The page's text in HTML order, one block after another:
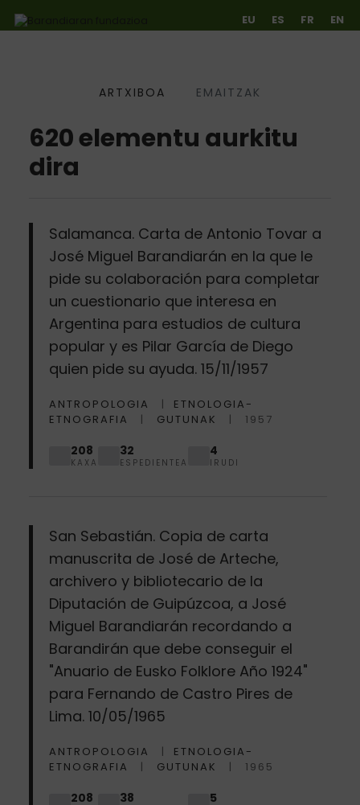
Ir directamente al contenido
EU ES FR EN
ARTXIBOA EMAITZAK
620 elementu aurkitu
dira
Salamanca. Carta de Antonio Tovar a
José Miguel Barandiarán en la que le
pide su colaboración para completar
un cuestionario que interesa en
Argentina para estudios de cultura
popular y es Pilar García de Diego
quien pide su ayuda. 15/11/1957
ANTROPOLOGIA
ETNOLOGIA-
ETNOGRAFIA
GUTUNAK 1957
208
KAXA
32
ESPEDIENTEA
4
IRUDI
San Sebastián. Copia de carta
manuscrita de José de Arteche,
archivero y bibliotecario de la
Diputación de Guipúzcoa, a José
Miguel Barandiarán recordando a
Barandirán que debe conseguir el
"Anuario de Eusko Folklore Año 1924"
para Fernando de Castro Pires de
Lima. 10/05/1965
ANTROPOLOGIA
ETNOLOGIA-
ETNOGRAFIA
GUTUNAK 1965
208 38 5